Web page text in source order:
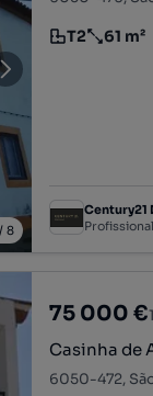
8
Tipologia
T2
Preço por61 m²
Century21
Profissional
75 000 €
6050-472,